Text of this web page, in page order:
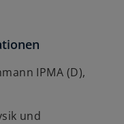
IPMA (D),
und